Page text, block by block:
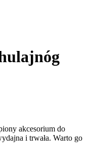
akcesorium do
i trwała. Warto go